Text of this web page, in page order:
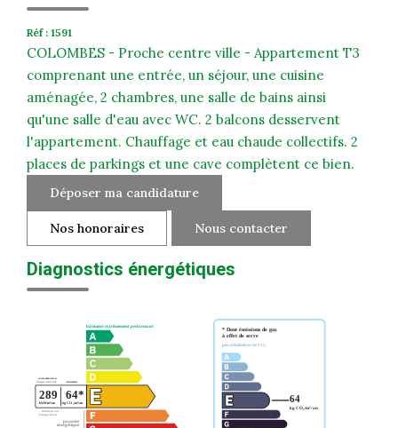
Réf : 1591
COLOMBES - Proche centre ville - Appartement T3
comprenant une entrée, un séjour, une cuisine
aménagée, 2 chambres, une salle de bains ainsi
qu'une salle d'eau avec WC. 2 balcons desservent
l'appartement. Chauffage et eau chaude collectifs. 2
places de parkings et une cave complètent ce bien.
Déposer ma candidature
Nos honoraires Nous contacter
Diagnostics énergétiques